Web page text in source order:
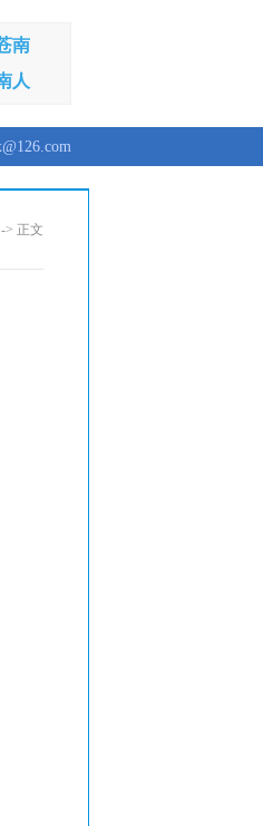
南
人
-> 正文